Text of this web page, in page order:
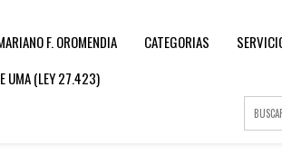
F. OROMENDIA CATEGORIAS
UMA (LEY 27.423)